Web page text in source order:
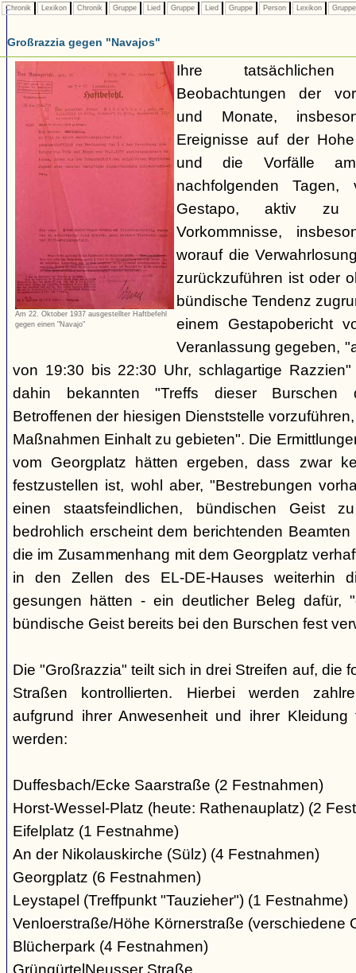
Chronik Lexikon Chronik Gruppe Lied Gruppe Lied Gruppe Person Lexikon
Großrazzia gegen "Navajos"
Am 22. Oktober 1937 ausgestellter Haftbefehl
gegen einen "Navajo"
Ihre
Beobachtungen der
und Monate,
Ereignisse auf der
und die Vorfälle
nachfolgenden
Gestapo, aktiv zu
Vorkommnisse,
worauf die
zurückzuführen ist oder
bündische Tendenz
einem Gestapobericht
Veranlassung gegeben,
von 19:30 bis 22:30 Uhr, schlagartige
dahin bekannten "Treffs dieser Burschen
Betroffenen der hiesigen Dienststelle
Maßnahmen Einhalt zu gebieten". Die
vom Georgplatz hätten ergeben, dass zwar
festzustellen ist, wohl aber, "Bestrebungen
einen staatsfeindlichen, bündischen Geist
bedrohlich erscheint dem berichtenden
die im Zusammenhang mit dem Georgplatz
in den Zellen des EL-DE-Hauses weiterhin
gesungen hätten - ein deutlicher Beleg dafür,
bündische Geist bereits bei den Burschen fest
Die "Großrazzia" teilt sich in drei Streifen auf, die
Straßen kontrollierten. Hierbei werden
aufgrund ihrer Anwesenheit und ihrer Kleidung
werden:
Duffesbach/Ecke Saarstraße (2 Festnahmen)
Horst-Wessel-Platz (heute: Rathenauplatz) (2
Eifelplatz (1 Festnahme)
An der Nikolauskirche (Sülz) (4 Festnahmen)
Georgplatz (6 Festnahmen)
Leystapel (Treffpunkt "Tauzieher") (1 Festnahme)
Venloerstraße/Höhe Körnerstraße (verschiedene
Blücherpark (4 Festnahmen)
GrüngürtelNeusser Straße